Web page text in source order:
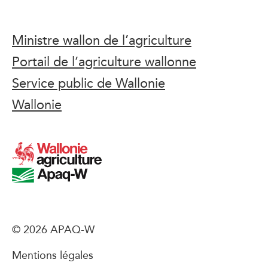
Ministre wallon de l’agriculture
Portail de l’agriculture wallonne
Service public de Wallonie
Wallonie
© 2026 APAQ-W
Mentions légales